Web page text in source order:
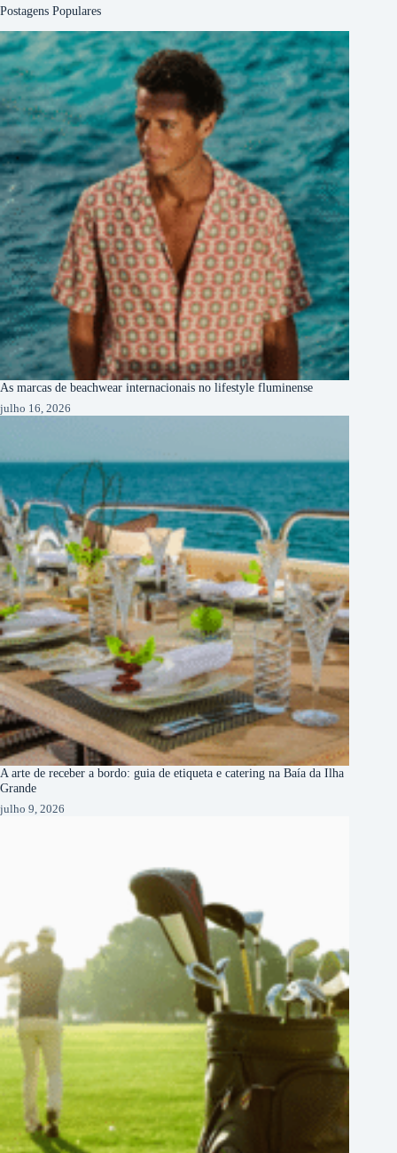
Postagens Populares
As marcas de beachwear internacionais no lifestyle fluminense
julho 16, 2026
A arte de receber a bordo: guia de etiqueta e catering na Baía da Ilha
Grande
julho 9, 2026